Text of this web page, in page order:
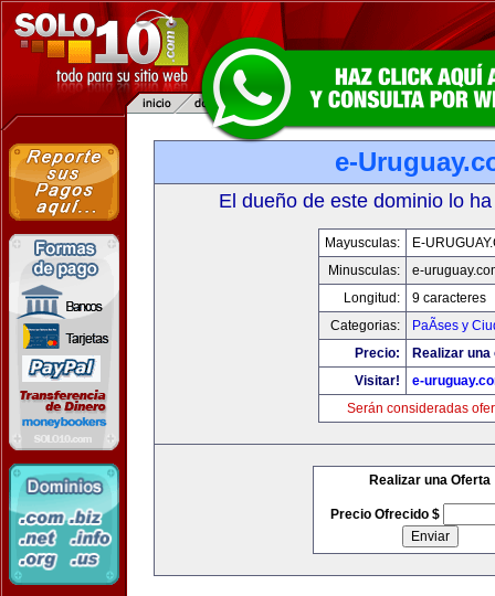
e-
El dueño de este dominio lo
Mayusculas:
E-
Minusculas:
e-
Longitud:
9 caracteres
Categorias:
PaÃ­ses y
Precio:
Realizar
Visitar!
e-
Serán consideradas
Realizar una Oferta
Precio Ofrecido $